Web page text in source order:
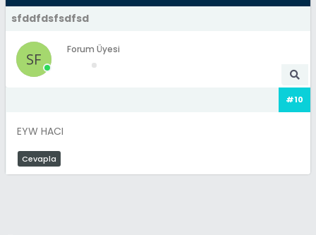
sfddfdsfsdfsd
Forum Üyesi
#10
EYW HACI
Cevapla